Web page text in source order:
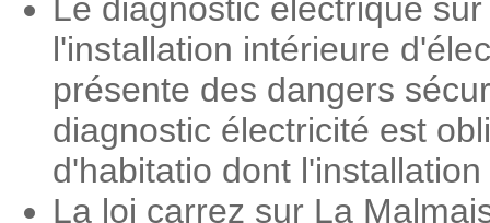
Le diagnostic électrique
l'installation intérieure
présente des dangers
diagnostic électricité est
d'habitatio dont
La loi carrez sur La